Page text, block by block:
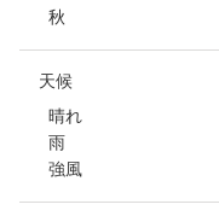
秋
天候
晴れ
雨
強風